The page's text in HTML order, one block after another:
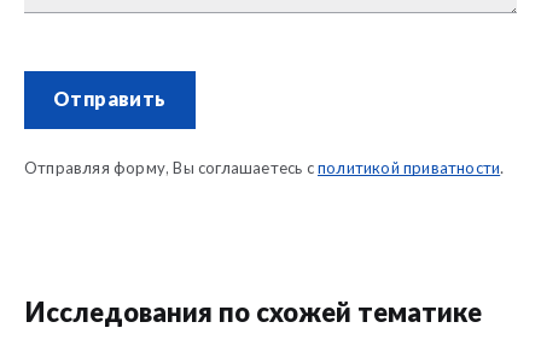
Отправить
Отправляя форму, Вы соглашаетесь с политикой приватности.
Исследования по схожей тематике